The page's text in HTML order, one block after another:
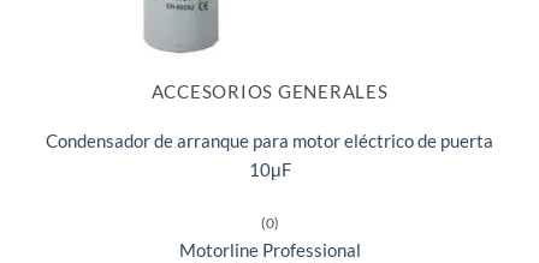
ACCESORIOS GENERALES
Condensador de arranque para motor eléctrico de puerta
10μF
(0)
Motorline Professional